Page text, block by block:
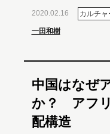
2020.02.16 カルチ
一田和樹
中国はなぜ
か？ アフリ
配構造